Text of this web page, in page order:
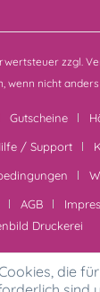
zzgl.
wenn nicht
Gutscheine
/ Support
AGB
Druckerei
die